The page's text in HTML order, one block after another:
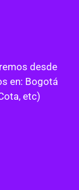
desde
en: Bogotá
etc)